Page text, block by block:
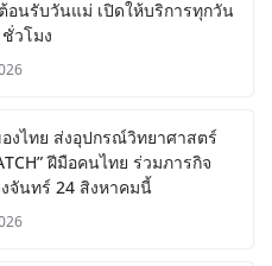
นรับวันแม่ เปิดให้บริการทุกวัน
วโมง
งไทย ส่งอุปกรณ์วิทยาศาสตร์
ฝีมือคนไทย ร่วมภารกิจ
จันทร์ 24 สิงหาคมนี้